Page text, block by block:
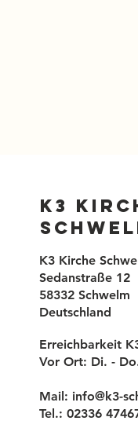
K3
K3 Kirche
Sedanstraße 12
58332 Schwelm
Deutschland
Erreichbarkeit
Vor Ort: Di. -
Mail: info@k3-
Tel.: 02336